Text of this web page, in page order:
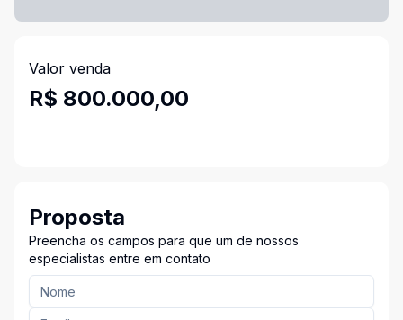
Valor venda
R$ 800.000,00
Proposta
Preencha os campos para que um de nossos
especialistas entre em contato